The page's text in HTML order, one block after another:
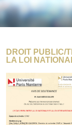
DROIT PUBLIC/
LA LOI